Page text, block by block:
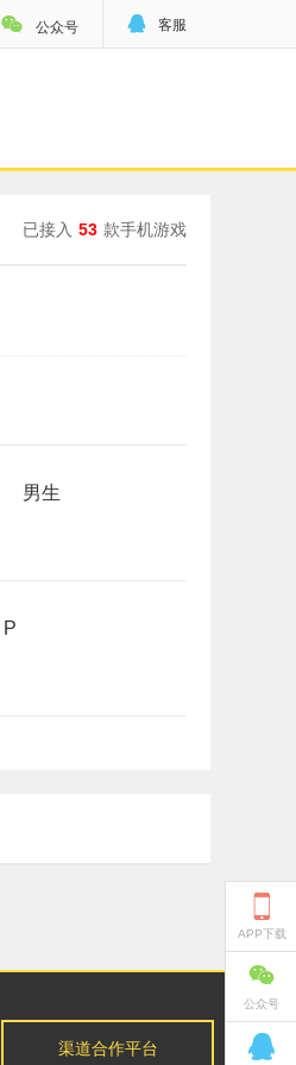
 公众号  客服
已接入 53 款手机游戏
男生
P
渠道合作平台

APP下载

公众号
